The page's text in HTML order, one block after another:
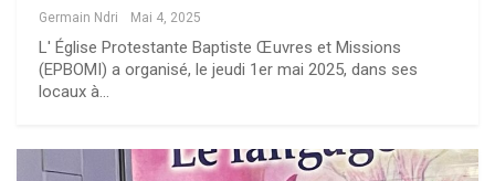
Germain Ndri Mai 4, 2025
L' Église Protestante Baptiste Œuvres et Missions
(EPBOMI) a organisé, le jeudi 1er mai 2025, dans ses
locaux à…